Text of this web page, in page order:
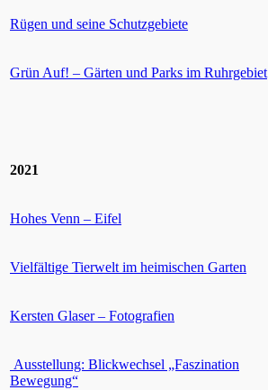
Rügen und seine Schutzgebiete
Grün Auf! – Gärten und Parks im Ruhrgebiet
2021
Hohes Venn – Eifel
Vielfältige Tierwelt im heimischen Garten
Kersten Glaser – Fotografien
Ausstellung: Blickwechsel „Faszination
Bewegung“